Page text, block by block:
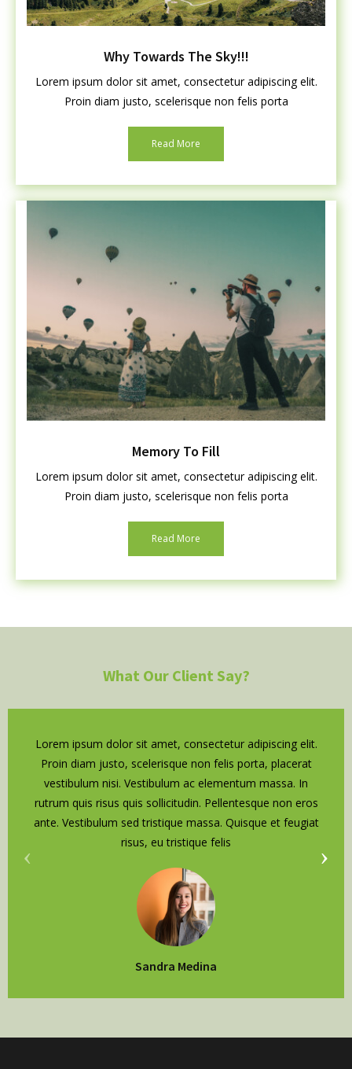
Why Towards The Sky!!!
Lorem ipsum dolor sit amet, consectetur adipiscing elit.
Proin diam justo, scelerisque non felis porta
Read More
Memory To Fill
Lorem ipsum dolor sit amet, consectetur adipiscing elit.
Proin diam justo, scelerisque non felis porta
Read More
What Our Client Say?
Lorem ipsum dolor sit amet, consectetur adipiscing elit.
Proin diam justo, scelerisque non felis porta, placerat
vestibulum nisi. Vestibulum ac elementum massa. In
rutrum quis risus quis sollicitudin. Pellentesque non eros
ante. Vestibulum sed tristique massa. Quisque et feugiat
risus, eu tristique felis
Sandra Medina
‹ ›